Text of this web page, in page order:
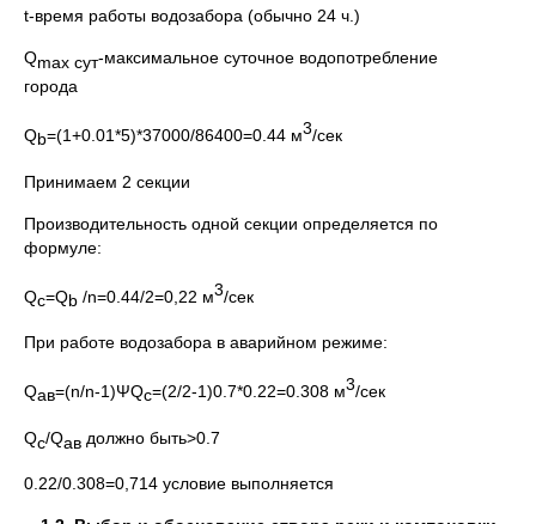
t-время работы водозабора (обычно 24 ч.)
Qmax cут-максимальное суточное водопотребление
города
Qb=(1+0.01*5)*37000/86400=0.44 м3/сек
Принимаем 2 секции
Производительность одной секции определяется по
формуле:
Qc=Qb /n=0.44/2=0,22 м3/сек
При работе водозабора в аварийном режиме:
Qав=(n/n-1)ΨQc=(2/2-1)0.7*0.22=0.308 м3/сек
Qс/Qав должно быть>0.7
0.22/0.308=0,714 условие выполняется